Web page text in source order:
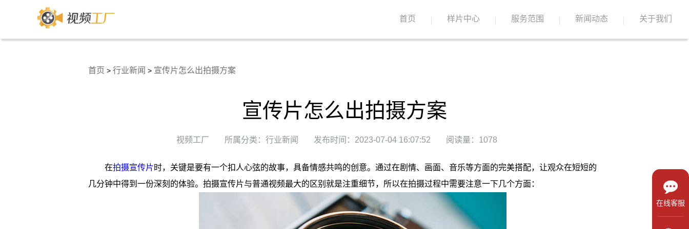
首页 样片中心 服务范围 新闻动态 关于我们
首页 > 行业新闻 > 宣传片怎么出拍摄方案
宣传片怎么出拍摄方案
视频工厂 所属分类：行业新闻 发布时间：2023-07-04 16:07:52 阅读量：1078
在拍摄宣传片时，关键是要有一个扣人心弦的故事，具备情感共鸣的创意。通过在剧情、画面、音乐等方面的完美搭配，让观众在短短的
几分钟中得到一份深刻的体验。拍摄宣传片与普通视频最大的区别就是注重细节，所以在拍摄过程中需要注意一下几个方面：
在线客服